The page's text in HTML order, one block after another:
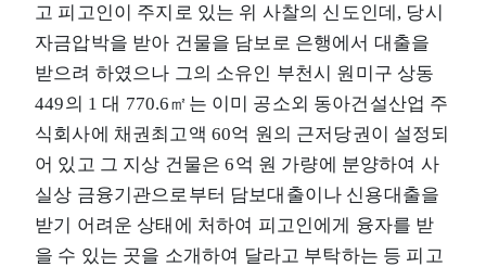
고 피고인이 주지로 있는 위 사찰의 신도인데, 당시
자금압박을 받아 건물을 담보로 은행에서 대출을
받으려 하였으나 그의 소유인 부천시 원미구 상동
449의 1 대 770.6㎡는 이미 공소외 동아건설산업 주
식회사에 채권최고액 60억 원의 근저당권이 설정되
어 있고 그 지상 건물은 6억 원 가량에 분양하여 사
실상 금융기관으로부터 담보대출이나 신용대출을
받기 어려운 상태에 처하여 피고인에게 융자를 받
을 수 있는 곳을 소개하여 달라고 부탁하는 등 피고